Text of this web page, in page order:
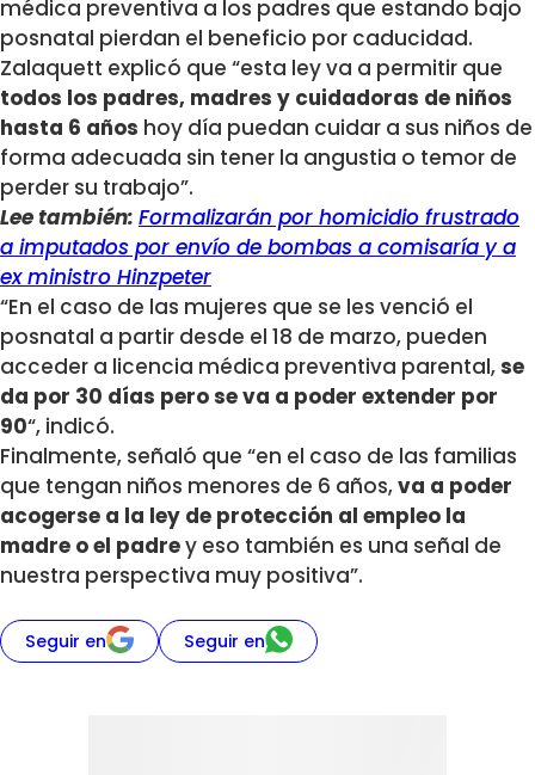
médica preventiva a los padres que estando bajo
posnatal pierdan el beneficio por caducidad.
Zalaquett explicó que “esta ley va a permitir que
todos los padres, madres y cuidadoras de niños
hasta 6 años hoy día puedan cuidar a sus niños de
forma adecuada sin tener la angustia o temor de
perder su trabajo”.
Lee también: Formalizarán por homicidio frustrado
a imputados por envío de bombas a comisaría y a
ex ministro Hinzpeter
“En el caso de las mujeres que se les venció el
posnatal a partir desde el 18 de marzo, pueden
acceder a licencia médica preventiva parental,se
da por 30 días pero se va a poder extender por
90“, indicó.
Finalmente, señaló que “en el caso de las familias
que tengan niños menores de 6 años,va a poder
acogerse a la ley de protección al empleo la
madre o el padrey eso también es una señal de
nuestra perspectiva muy positiva”.
Seguir en Seguir en